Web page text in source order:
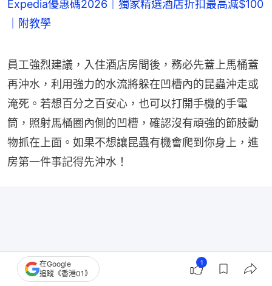
Expedia優惠碼2026｜獨家精選酒店折扣最高減$100
｜附教學
員工強烈建議，入住酒店房間後，務必先蓋上馬桶蓋
再沖水，利用強力的水流將躲在凹槽內的昆蟲沖走或
淹死。若想百分之百安心，也可以打開手機的手電
筒，照射馬桶圈內側的凹槽，確認沒有頑強的節肢動
物抓在上面。如果不想讓昆蟲有機會爬到你身上，進
房第一件事記得先沖水！
在Google
追蹤《香港01》
1